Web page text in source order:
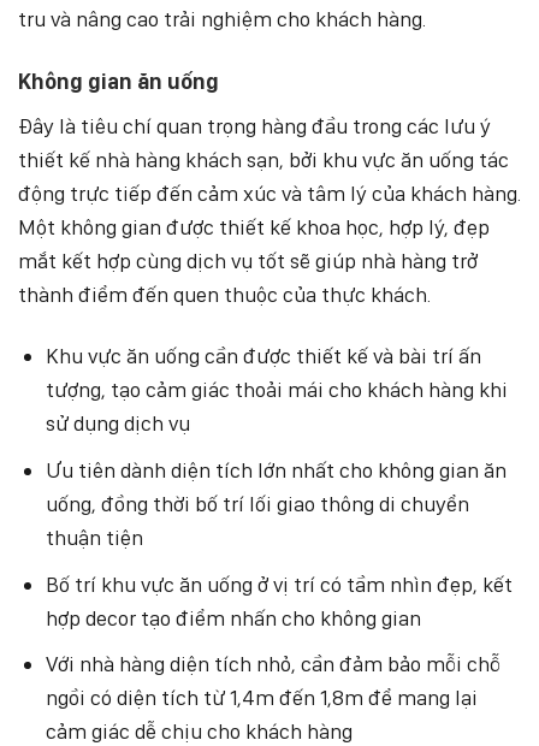
tru và nâng cao trải nghiệm cho khách hàng.
Không gian ăn uống
Đây là tiêu chí quan trọng hàng đầu trong các lưu ý
thiết kế nhà hàng khách sạn, bởi khu vực ăn uống tác
động trực tiếp đến cảm xúc và tâm lý của khách hàng.
Một không gian được thiết kế khoa học, hợp lý, đẹp
mắt kết hợp cùng dịch vụ tốt sẽ giúp nhà hàng trở
thành điểm đến quen thuộc của thực khách.
Khu vực ăn uống cần được thiết kế và bài trí ấn
tượng, tạo cảm giác thoải mái cho khách hàng khi
sử dụng dịch vụ
Ưu tiên dành diện tích lớn nhất cho không gian ăn
uống, đồng thời bố trí lối giao thông di chuyển
thuận tiện
Bố trí khu vực ăn uống ở vị trí có tầm nhìn đẹp, kết
hợp decor tạo điểm nhấn cho không gian
Với nhà hàng diện tích nhỏ, cần đảm bảo mỗi chỗ
ngồi có diện tích từ 1,4m đến 1,8m để mang lại
cảm giác dễ chịu cho khách hàng